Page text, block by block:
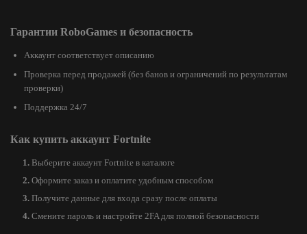
Гарантии RoboGames и безопасность
Аккаунт соответствует описанию
Проверка перед продажей (без банов и ограничений по результатам
проверки)
Поддержка 24/7
Как купить аккаунт Fortnite
Выберите аккаунт Fortnite в каталоге
Оформите заказ и оплатите удобным способом
Получите данные для входа сразу после оплаты
Смените пароль и настройте 2FA для полной безопасности